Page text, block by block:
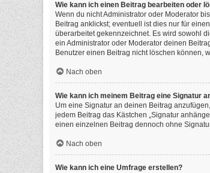
Wie kann ich einen Beitrag bearbeiten oder
Wenn du nicht Administrator oder Moderator
Beitrag anklickst; eventuell ist dies nur für
überarbeitet gekennzeichnet. Es wird sowohl
ein Administrator oder Moderator deinen
Benutzer einen Beitrag nicht löschen können,
Nach oben
Wie kann ich meinem Beitrag eine Signatur
Um eine Signatur an deinen Beitrag
jedem Beitrag das Kästchen „Signatur
einen einzelnen Beitrag dennoch ohne
Nach oben
Wie kann ich eine Umfrage erstellen?